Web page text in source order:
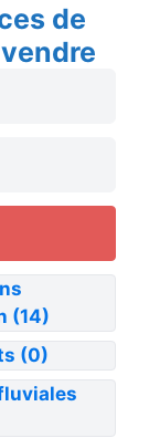
de
(14)
(0)